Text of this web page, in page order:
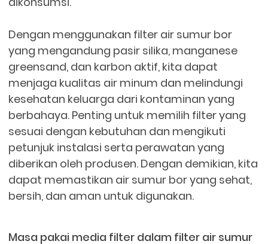
Dengan menggunakan filter air sumur bor
yang mengandung pasir silika, manganese
greensand, dan karbon aktif, kita dapat
menjaga kualitas air minum dan melindungi
kesehatan keluarga dari kontaminan yang
berbahaya. Penting untuk memilih filter yang
sesuai dengan kebutuhan dan mengikuti
petunjuk instalasi serta perawatan yang
diberikan oleh produsen. Dengan demikian, kita
dapat memastikan air sumur bor yang sehat,
bersih, dan aman untuk digunakan.
Masa pakai media filter dalam filter air sumur